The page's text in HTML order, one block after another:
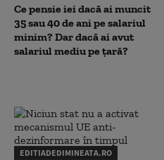
Ce pensie iei dacă ai muncit
35 sau 40 de ani pe salariul
minim? Dar dacă ai avut
salariul mediu pe țară?
EDITIADEDIMINEATA.RO